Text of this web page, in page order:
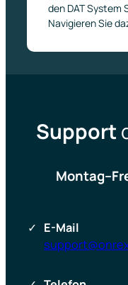
den DAT System
Navigieren Sie
Support
E-Mail